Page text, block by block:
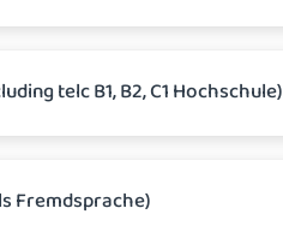
telc B1, B2, C1 Hochschule)
Fremdsprache)